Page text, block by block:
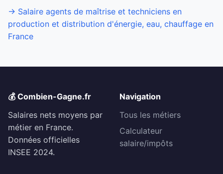
→ Salaire agents de maîtrise et techniciens en
production et distribution d'énergie, eau, chauffage en
France
💰 Combien-Gagne.fr
Salaires nets moyens par
métier en France.
Données officielles
INSEE 2024.
Navigation
Tous les métiers
Calculateur
salaire/impôts